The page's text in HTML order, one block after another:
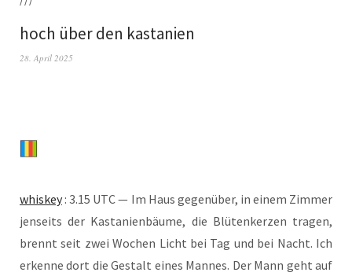
hoch über den kastanien
28. April 2025
whis­key: 3.15 UTC — Im Haus gegen­über, in einem Zim­mer
jen­seits der Kas­ta­ni­en­bäu­me, die Blü­ten­ker­zen tra­gen,
brennt seit zwei Wochen Licht bei Tag und bei Nacht. Ich
erken­ne dort die Gestalt eines Man­nes. Der Mann geht auf